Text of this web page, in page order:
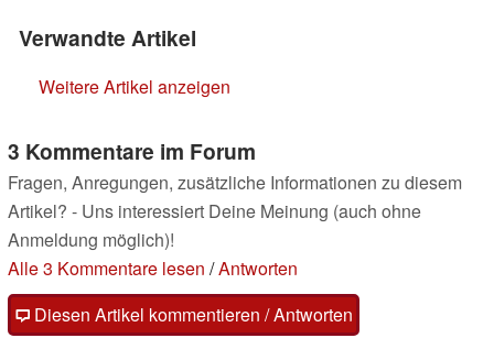
Verwandte Artikel
Weitere Artikel anzeigen
3 Kommentare im Forum
Fragen, Anregungen, zusätzliche Informationen zu diesem
Artikel? - Uns interessiert Deine Meinung (auch ohne
Anmeldung möglich)!
Alle 3 Kommentare lesen /Antworten
Diesen Artikel kommentieren / Antworten